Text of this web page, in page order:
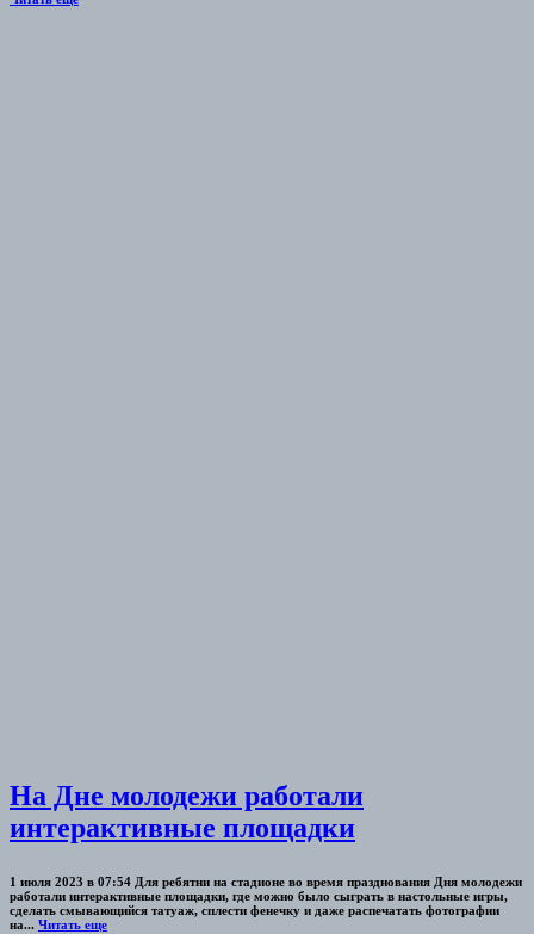
На Дне молодежи работали
интерактивные площадки
1 июля 2023 в 07:54 Для ребятни на стадионе во время празднования Дня молодежи
работали интерактивные площадки, где можно было сыграть в настольные игры,
сделать смывающийся татуаж, сплести фенечку и даже распечатать фотографии
на... Читать еще